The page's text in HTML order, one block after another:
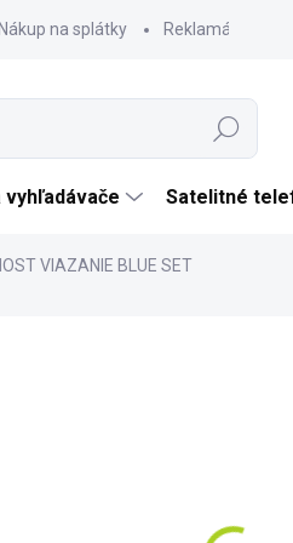
Nákup na splátky Reklamácia
Hľadať
Satelitné
VIAZANIE BLUE SET